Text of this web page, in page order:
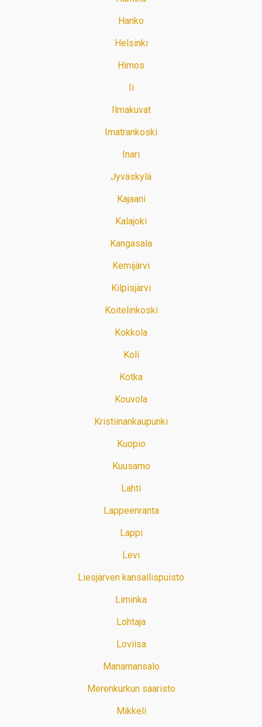
Hanko
Helsinki
Himos
Ii
Ilmakuvat
Imatrankoski
Inari
Jyväskylä
Kajaani
Kalajoki
Kangasala
Kemijärvi
Kilpisjärvi
Koitelinkoski
Kokkola
Koli
Kotka
Kouvola
Kristiinankaupunki
Kuopio
Kuusamo
Lahti
Lappeenranta
Lappi
Levi
Liesjärven kansallispuisto
Liminka
Lohtaja
Loviisa
Manamansalo
Merenkurkun saaristo
Mikkeli